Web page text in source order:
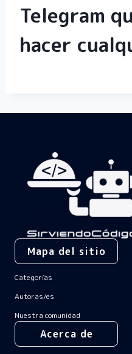
Telegram
hacer
Mapa del sitio
Categorías
Autoras/es
Nuestra comunidad
Acerca de